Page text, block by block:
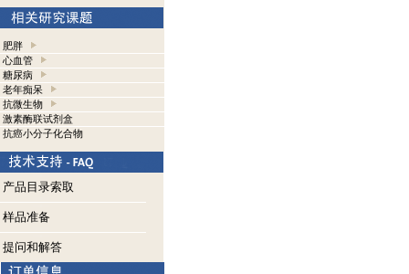
肥胖
心血管
糖尿病
老年痴呆
抗微生物
激素酶联试剂盒
抗癌小分子化合物
产品目录索取
样品准备
提问和解答